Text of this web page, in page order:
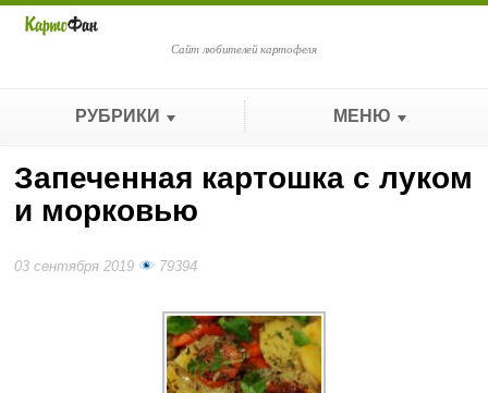
Сайт любителей картофеля
РУБРИКИ МЕНЮ
Запеченная картошка с луком
и морковью
03 сентября 2019 79394